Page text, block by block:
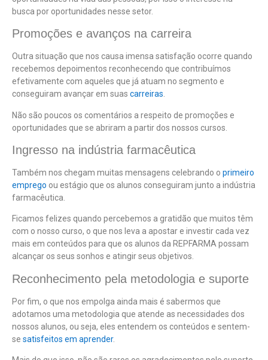
busca por oportunidades nesse setor.
Promoções e avanços na carreira
Outra situação que nos causa imensa satisfação ocorre quando
recebemos depoimentos reconhecendo que contribuímos
efetivamente com aqueles que já atuam no segmento e
conseguiram avançar em suas carreiras.
Não são poucos os comentários a respeito de promoções e
oportunidades que se abriram a partir dos nossos cursos.
Ingresso na indústria farmacêutica
Também nos chegam muitas mensagens celebrando o primeiro
emprego ou estágio que os alunos conseguiram junto a indústria
farmacêutica.
Ficamos felizes quando percebemos a gratidão que muitos têm
com o nosso curso, o que nos leva a apostar e investir cada vez
mais em conteúdos para que os alunos da REPFARMA possam
alcançar os seus sonhos e atingir seus objetivos.
Reconhecimento pela metodologia e suporte
Por fim, o que nos empolga ainda mais é sabermos que
adotamos uma metodologia que atende as necessidades dos
nossos alunos, ou seja, eles entendem os conteúdos e sentem-
se satisfeitos em aprender.